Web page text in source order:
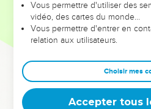
et les saisons difficiles qu'ils ont
sont elles qui les
Dans cette conférence, leaders,
clés pour avancer avec plus de
deviennent vos tremplins. Que
équipe, un groupe ou une
Vous permettre d'utiliser des
vidéo, des cartes du monde…
Vous permettre d'entrer en
relation aux utilisateurs.
Choisir mes
Accepter tous